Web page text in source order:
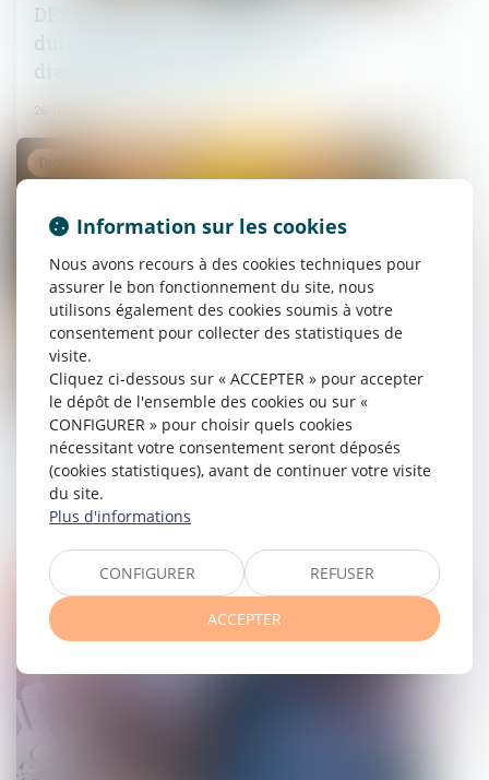
DPE frauduleux : Le gouvernement
durcit les sanctions contre les
diagnostiqueurs véreux
26/03/2025
Droit de visite en espace de rencontre :
l’obligation pour le juge de fixer une
durée
Droit de la famille, des personnes et de leur patrimoine
Droit de la famille, des personnes et de leur patrimoine
Information sur les cookies
Nous avons recours à des cookies techniques pour
assurer le bon fonctionnement du site, nous
utilisons également des cookies soumis à votre
consentement pour collecter des statistiques de
visite.
Cliquez ci-dessous sur « ACCEPTER » pour accepter
le dépôt de l'ensemble des cookies ou sur «
CONFIGURER » pour choisir quels cookies
nécessitant votre consentement seront déposés
(cookies statistiques), avant de continuer votre visite
du site.
Plus d'informations
CONFIGURER REFUSER
ACCEPTER